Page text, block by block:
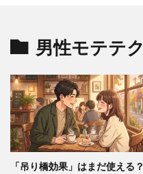
男性モテテク
「吊り橋効果」はまだ使える？